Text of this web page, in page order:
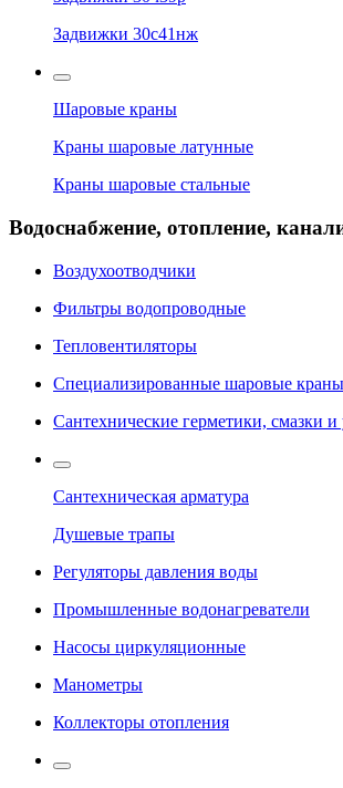
Задвижки 30с41нж
Шаровые краны
Краны шаровые латунные
Краны шаровые стальные
Водоснабжение, отопление,
Воздухоотводчики
Фильтры водопроводные
Тепловентиляторы
Специализированные шаровые краны
Сантехнические герметики, смазки и
Сантехническая арматура
Душевые трапы
Регуляторы давления воды
Промышленные водонагреватели
Насосы циркуляционные
Манометры
Коллекторы отопления